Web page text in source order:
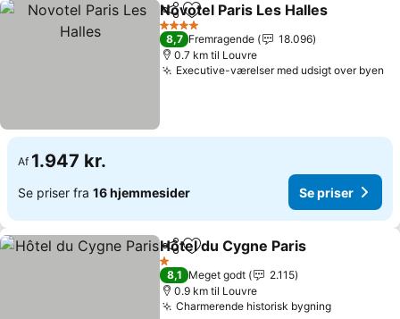
Del Føj til favoritter
Novotel Paris Les Halles
4 Stjerner
8,7 Fremragende
18.096
0.7 km til Louvre
Executive-værelser med udsigt over byen
Af 1.947 kr.
Se priser fra 16 hjemmesider Se priser
Del Føj til favoritter
Hôtel du Cygne Paris
1 Stjerner
8,1 Meget godt
2.115
0.9 km til Louvre
Charmerende historisk bygningSe priser